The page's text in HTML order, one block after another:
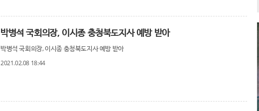
박병석 국회의장, 이시종 충청북도지사 예방 받아
박병석 국회의장, 이시종 충청북도지사 예방 받아
2021.02.08 18:44